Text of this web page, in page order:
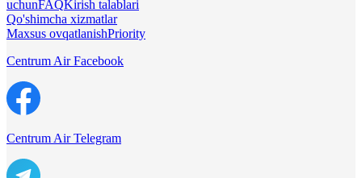
uchunFAQKirish talablari
Qo'shimcha xizmatlar
Maxsus ovqatlanishPriority
Centrum Air Facebook
Centrum Air Telegram